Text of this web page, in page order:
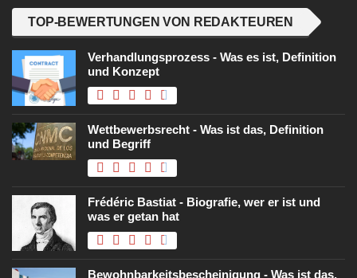
TOP-BEWERTUNGEN VON REDAKTEUREN
Verhandlungsprozess - Was es ist, Definition
und Konzept
Wettbewerbsrecht - Was ist das, Definition
und Begriff
Frédéric Bastiat - Biografie, wer er ist und
was er getan hat
Bewohnbarkeitsbescheinigung - Was ist das,